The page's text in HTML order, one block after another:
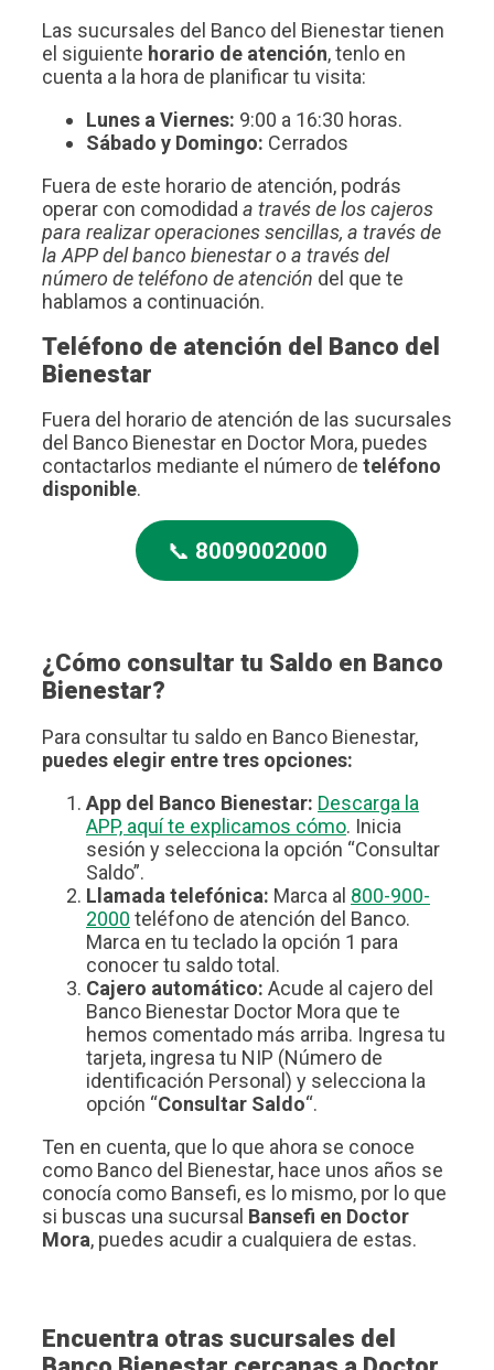
Las sucursales del Banco del Bienestar tienen
el siguiente horario de atención, tenlo en
cuenta a la hora de planificar tu visita:
Lunes a Viernes: 9:00 a 16:30 horas.
Sábado y Domingo: Cerrados
Fuera de este horario de atención, podrás
operar con comodidad a través de los cajeros
para realizar operaciones sencillas, a través de
la APP del banco bienestar o a través del
número de teléfono de atención del que te
hablamos a continuación.
Teléfono de atención del Banco del
Bienestar
Fuera del horario de atención de las sucursales
del Banco Bienestar en Doctor Mora, puedes
contactarlos mediante el número de teléfono
disponible.
📞 8009002000
¿Cómo consultar tu Saldo en Banco
Bienestar?
Para consultar tu saldo en Banco Bienestar,
puedes elegir entre tres opciones:
App del Banco Bienestar: Descarga la
APP, aquí te explicamos cómo. Inicia
sesión y selecciona la opción “Consultar
Saldo”.
Llamada telefónica: Marca al 800-900-
2000 teléfono de atención del Banco.
Marca en tu teclado la opción 1 para
conocer tu saldo total.
Cajero automático: Acude al cajero del
Banco Bienestar Doctor Mora que te
hemos comentado más arriba. Ingresa tu
tarjeta, ingresa tu NIP (Número de
identificación Personal) y selecciona la
opción “Consultar Saldo“.
Ten en cuenta, que lo que ahora se conoce
como Banco del Bienestar, hace unos años se
conocía como Bansefi, es lo mismo, por lo que
si buscas una sucursal Bansefi en Doctor
Mora, puedes acudir a cualquiera de estas.
Encuentra otras sucursales del